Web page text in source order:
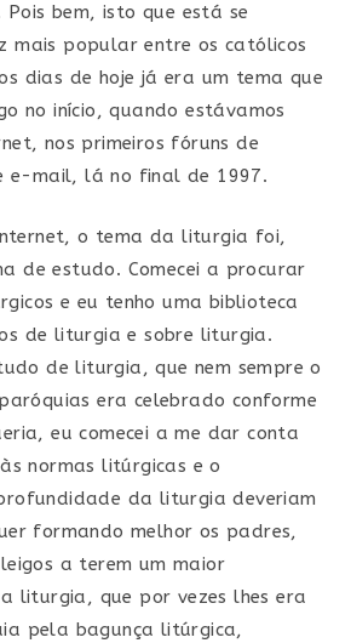
bem, isto que está se
mais popular entre os católicos
dias de hoje já era um tema que
no início, quando estávamos
nos primeiros fóruns de
e-mail, lá no final de 1997.
o tema da liturgia foi,
de estudo. Comecei a procurar
e eu tenho uma biblioteca
de liturgia e sobre liturgia.
de liturgia, que nem sempre o
era celebrado conforme
eu comecei a me dar conta
normas litúrgicas e o
da liturgia deveriam
formando melhor os padres,
a terem um maior
liturgia, que por vezes lhes era
pela bagunça litúrgica,